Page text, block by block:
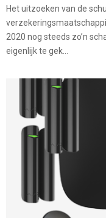
Het uitzoeken van de
2020 nog steeds zo’n
eigenlijk te gek...